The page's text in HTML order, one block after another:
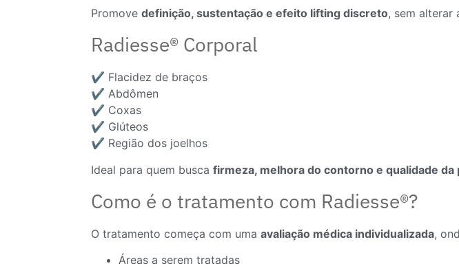
Promove definição, sustentação e efeito lifting discreto, sem alterar
Radiesse® Corporal
✔️ Flacidez de braços
✔️ Abdômen
✔️ Coxas
✔️ Glúteos
✔️ Região dos joelhos
Ideal para quem busca firmeza, melhora do contorno e qualidade da
Como é o tratamento com Radiesse®?
O tratamento começa com uma avaliação médica individualizada,
Áreas a serem tratadas